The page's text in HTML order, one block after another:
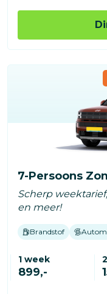
7-Persoons
Scherp
en meer!
Brandstof
1 week
899,-